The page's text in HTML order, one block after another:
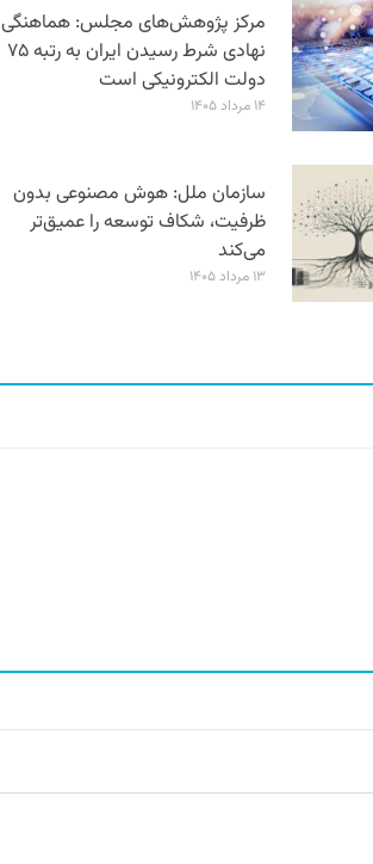
مرکز پژوهش‌های مجلس: هماهنگی
نهادی شرط رسیدن ایران به رتبه ۷۵
دولت الکترونیکی است
۱۴ مرداد ۱۴۰۵
سازمان ملل: هوش مصنوعی بدون
ظرفیت، شکاف توسعه را عمیق‌تر
می‌کند
۱۳ مرداد ۱۴۰۵